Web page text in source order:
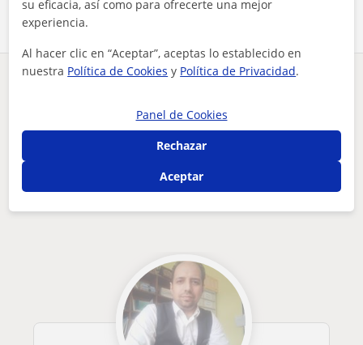
Tus clases particulares Francés Salamanca
Casafranca
je maîtrise parfaitement la langue française et aimerai tran...
Otros profesores de Francés en
su eficacia, así como para ofrecerte una mejor
experiencia.
Al hacer clic en “Aceptar”, aceptas lo establecido en
nuestra Política de Cookies y Política de Privacidad.
Panel de Cookies
Rechazar
Aceptar